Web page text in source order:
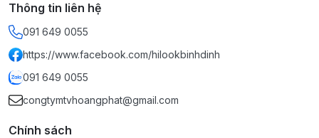
Thông tin liên hệ
091 649 0055
https://www.facebook.com/hilookbinhdinh
091 649 0055
congtymtvhoangphat@gmail.com
Chính sách